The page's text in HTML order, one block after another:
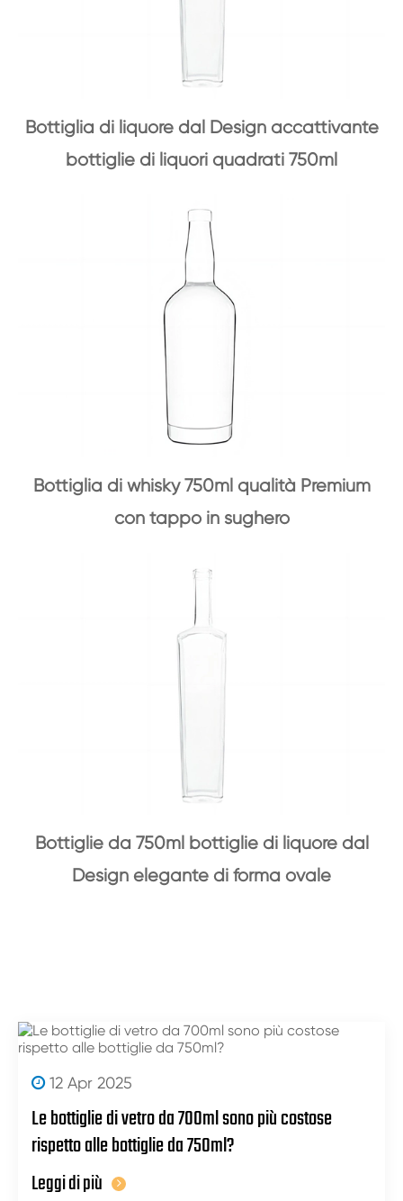
Bottiglia di liquore dal Design accattivante
bottiglie di liquori quadrati 750ml
Bottiglia di whisky 750ml qualità Premium
con tappo in sughero
Bottiglie da 750ml bottiglie di liquore dal
Design elegante di forma ovale
12 Apr 2025
Le bottiglie di vetro da 700ml sono più costose
rispetto alle bottiglie da 750ml?
Leggi di più